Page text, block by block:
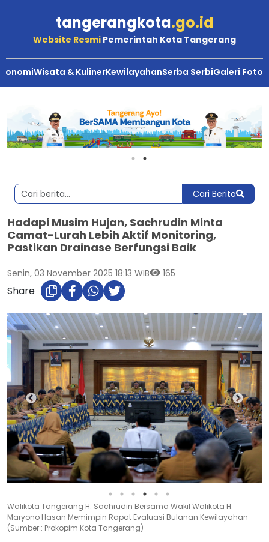
tangerangkota.go.id
Website Resmi Pemerintah Kota Tangerang
Wisata & KulinerKewilayahanSerba SerbiGaleri Foto
Cari Berita
Hadapi Musim Hujan, Sachrudin Minta
Camat-Lurah Lebih Aktif Monitoring,
Pastikan Drainase Berfungsi Baik
Senin, 03 November 2025 18:13 WIB 165
Share
Walikota Tangerang H. Sachrudin Bersama Wakil Walikota H.
Maryono Hasan Memimpin Rapat Evaluasi Bulanan Kewilayahan
(Sumber : Prokopim Kota Tangerang)